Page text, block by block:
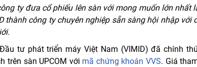
ty đưa cổ phiếu lên sàn với mong muốn lớn nhất
thành công ty chuyên nghiệp sẵn sàng hội nhập với
tư phát triển máy Việt Nam (VIMID) đã chính
trên sàn UPCOM với mã chứng khoán VVS. Giá